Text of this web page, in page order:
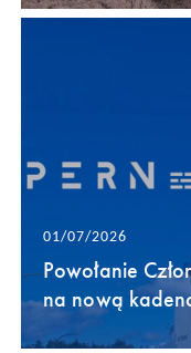
01/07/2026
Powołanie
na nową